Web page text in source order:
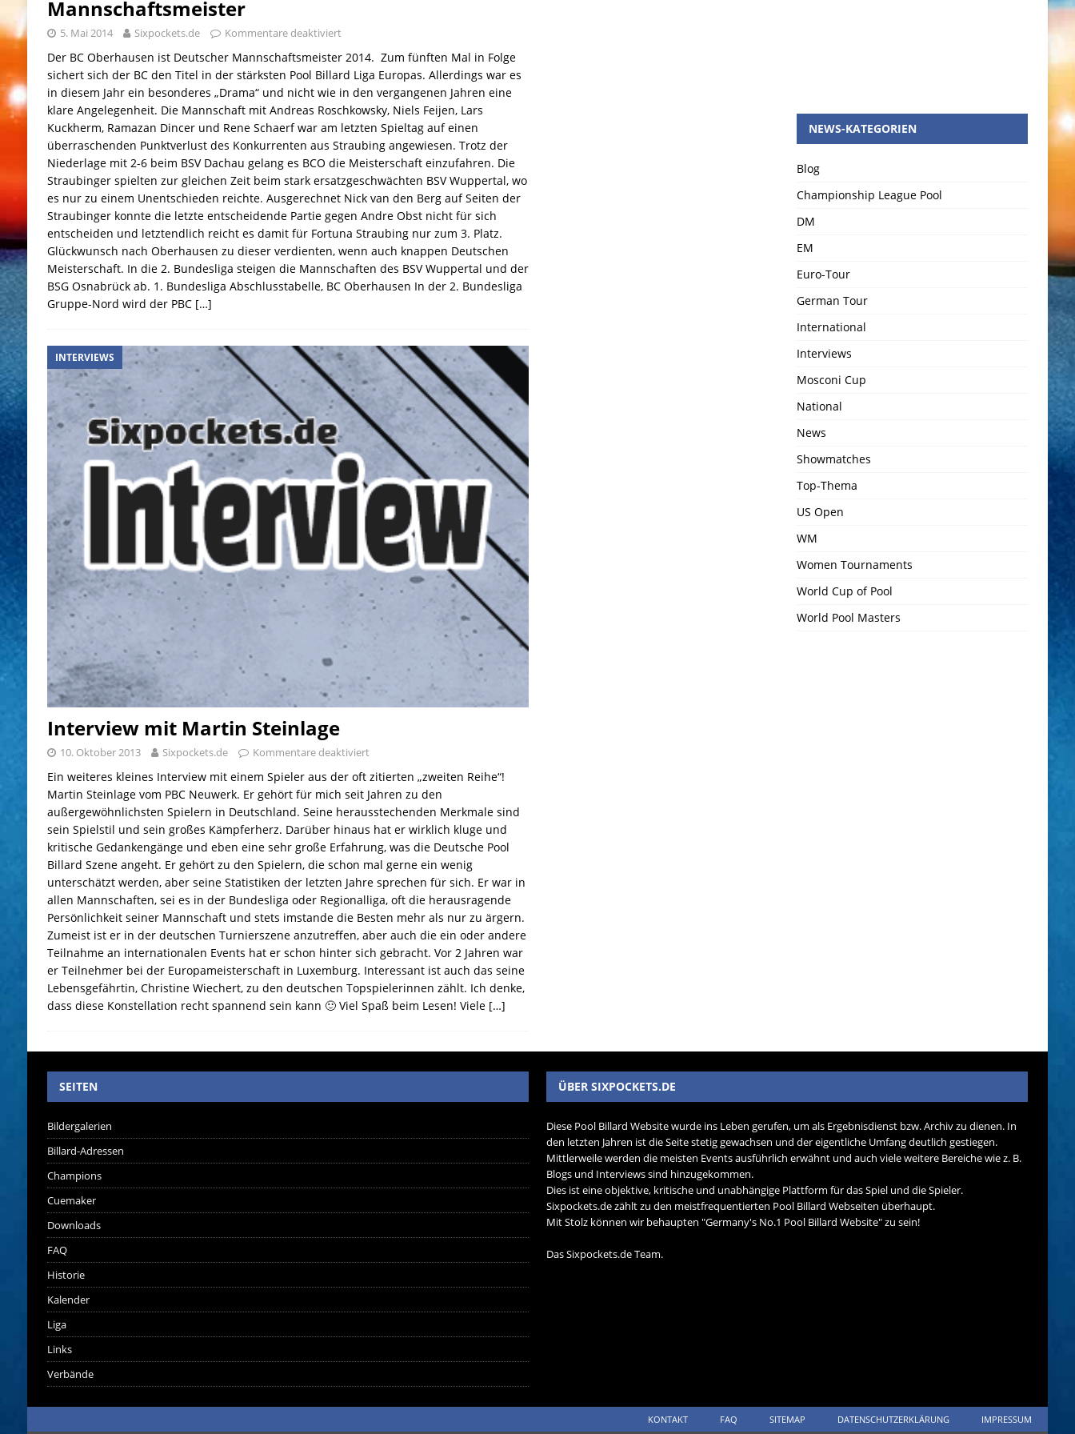
Mannschaftsmeister
5. Mai 2014 Sixpockets.de Kommentare deaktiviert
Der BC Oberhausen ist Deutscher Mannschaftsmeister 2014. Zum fünften Mal in Folge
sichert sich der BC den Titel in der stärksten Pool Billard Liga Europas. Allerdings war es
in diesem Jahr ein besonderes „Drama“ und nicht wie in den vergangenen Jahren eine
klare Angelegenheit. Die Mannschaft mit Andreas Roschkowsky, Niels Feijen, Lars
Kuckherm, Ramazan Dincer und Rene Schaerf war am letzten Spieltag auf einen
überraschenden Punktverlust des Konkurrenten aus Straubing angewiesen. Trotz der
Niederlage mit 2-6 beim BSV Dachau gelang es BCO die Meisterschaft einzufahren. Die
Straubinger spielten zur gleichen Zeit beim stark ersatzgeschwächten BSV Wuppertal, wo
es nur zu einem Unentschieden reichte. Ausgerechnet Nick van den Berg auf Seiten der
Straubinger konnte die letzte entscheidende Partie gegen Andre Obst nicht für sich
entscheiden und letztendlich reicht es damit für Fortuna Straubing nur zum 3. Platz.
Glückwunsch nach Oberhausen zu dieser verdienten, wenn auch knappen Deutschen
Meisterschaft. In die 2. Bundesliga steigen die Mannschaften des BSV Wuppertal und der
BSG Osnabrück ab. 1. Bundesliga Abschlusstabelle, BC Oberhausen In der 2. Bundesliga
Gruppe-Nord wird der PBC […]
INTERVIEWS
Interview mit Martin Steinlage
10. Oktober 2013 Sixpockets.de Kommentare deaktiviert
Ein weiteres kleines Interview mit einem Spieler aus der oft zitierten „zweiten Reihe“!
Martin Steinlage vom PBC Neuwerk. Er gehört für mich seit Jahren zu den
außergewöhnlichsten Spielern in Deutschland. Seine herausstechenden Merkmale sind
sein Spielstil und sein großes Kämpferherz. Darüber hinaus hat er wirklich kluge und
kritische Gedankengänge und eben eine sehr große Erfahrung, was die Deutsche Pool
Billard Szene angeht. Er gehört zu den Spielern, die schon mal gerne ein wenig
unterschätzt werden, aber seine Statistiken der letzten Jahre sprechen für sich. Er war in
allen Mannschaften, sei es in der Bundesliga oder Regionalliga, oft die herausragende
Persönlichkeit seiner Mannschaft und stets imstande die Besten mehr als nur zu ärgern.
Zumeist ist er in der deutschen Turnierszene anzutreffen, aber auch die ein oder andere
Teilnahme an internationalen Events hat er schon hinter sich gebracht. Vor 2 Jahren war
er Teilnehmer bei der Europameisterschaft in Luxemburg. Interessant ist auch das seine
Lebensgefährtin, Christine Wiechert, zu den deutschen Topspielerinnen zählt. Ich denke,
dass diese Konstellation recht spannend sein kann 🙂 Viel Spaß beim Lesen! Viele […]
NEWS-KATEGORIEN
Blog
Championship League Pool
DM
EM
Euro-Tour
German Tour
International
Interviews
Mosconi Cup
National
News
Showmatches
Top-Thema
US Open
WM
Women Tournaments
World Cup of Pool
World Pool Masters
SEITEN
Bildergalerien
Billard-Adressen
Champions
Cuemaker
Downloads
FAQ
Historie
Kalender
Liga
Links
Verbände
ÜBER SIXPOCKETS.DE
Diese Pool Billard Website wurde ins Leben gerufen, um als Ergebnisdienst bzw. Archiv zu dienen. In
den letzten Jahren ist die Seite stetig gewachsen und der eigentliche Umfang deutlich gestiegen.
Mittlerweile werden die meisten Events ausführlich erwähnt und auch viele weitere Bereiche wie z. B.
Blogs und Interviews sind hinzugekommen.
Dies ist eine objektive, kritische und unabhängige Plattform für das Spiel und die Spieler.
Sixpockets.de zählt zu den meistfrequentierten Pool Billard Webseiten überhaupt.
Mit Stolz können wir behaupten "Germany's No.1 Pool Billard Website" zu sein!
Das Sixpockets.de Team.
KONTAKT FAQ SITEMAP DATENSCHUTZERKLÄRUNG IMPRESSUM